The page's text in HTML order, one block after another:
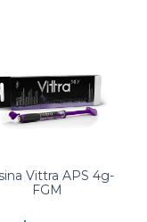
Vittra APS 4g-
FGM